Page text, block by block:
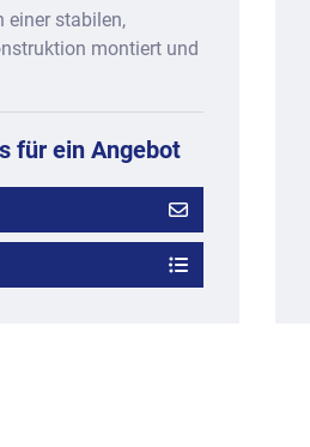
einer stabilen,
montiert und
für ein Angebot